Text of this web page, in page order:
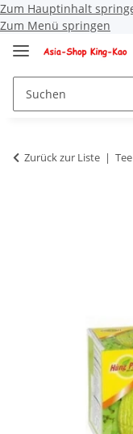
Zum Hauptinhalt
Zum Menü springen
Zurück zur Liste